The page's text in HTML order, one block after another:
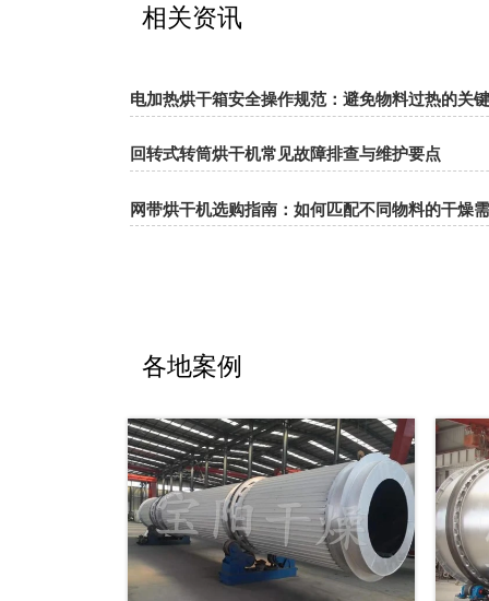
相关资讯
电加热烘干箱安全操作规范：避免物料过热的关
回转式转筒烘干机常见故障排查与维护要点
网带烘干机选购指南：如何匹配不同物料的干燥
各地案例